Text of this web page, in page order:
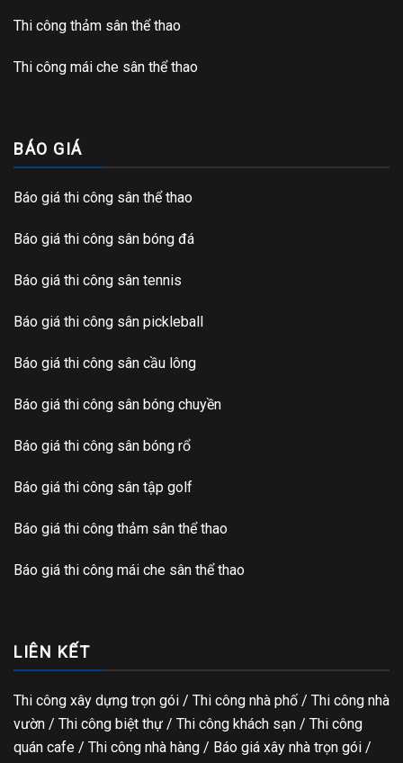
Thi công thảm sân thể thao
Thi công mái che sân thể thao
BÁO GIÁ
Báo giá thi công sân thể thao
Báo giá thi công sân bóng đá
Báo giá thi công sân tennis
Báo giá thi công sân pickleball
Báo giá thi công sân cầu lông
Báo giá thi công sân bóng chuyền
Báo giá thi công sân bóng rổ
Báo giá thi công sân tập golf
Báo giá thi công thảm sân thể thao
Báo giá thi công mái che sân thể thao
LIÊN KẾT
Thi công xây dựng trọn gói / Thi công nhà phố / Thi công nhà
vườn / Thi công biệt thự / Thi công khách sạn / Thi công
quán cafe / Thi công nhà hàng / Báo giá xây nhà trọn gói /